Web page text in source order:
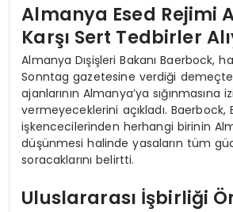
Almanya Esed Rejimi
Karşı Sert Tedbirler
Almanya Dışişleri Bakanı Baerbock,
Sonntag gazetesine verdiği
ajanlarının Almanya’ya sığınmasına
vermeyeceklerini açıkladı. Baerbock,
işkencecilerinden herhangi birinin
düşünmesi halinde yasaların tüm
soracaklarını belirtti.
Uluslararası İşbirliği